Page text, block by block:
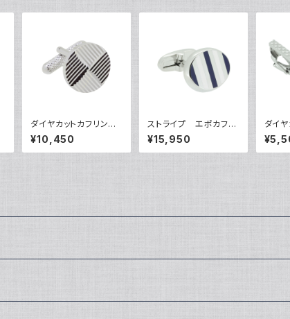
ダイヤカットカフリンク
ス VQC-0701
¥10,450
ストライプ エポカフリ
ンクス VQC-1202
¥15,950
ダイ